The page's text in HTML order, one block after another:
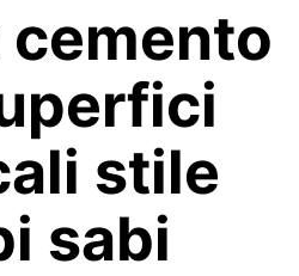
stile
sabi